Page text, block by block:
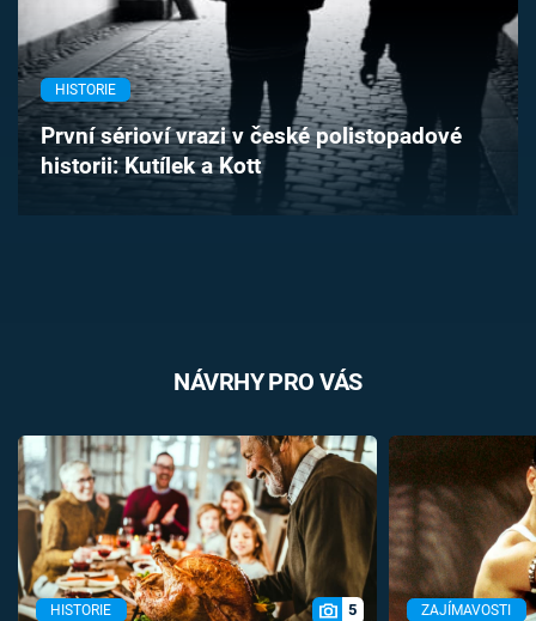
TV Program
Časopis
Sledujte prima+
HISTORIE
První sérioví vrazi v české polistopadové
historii: Kutílek a Kott
NÁVRHY PRO VÁS
HISTORIE 5 ZAJÍMAVOSTI